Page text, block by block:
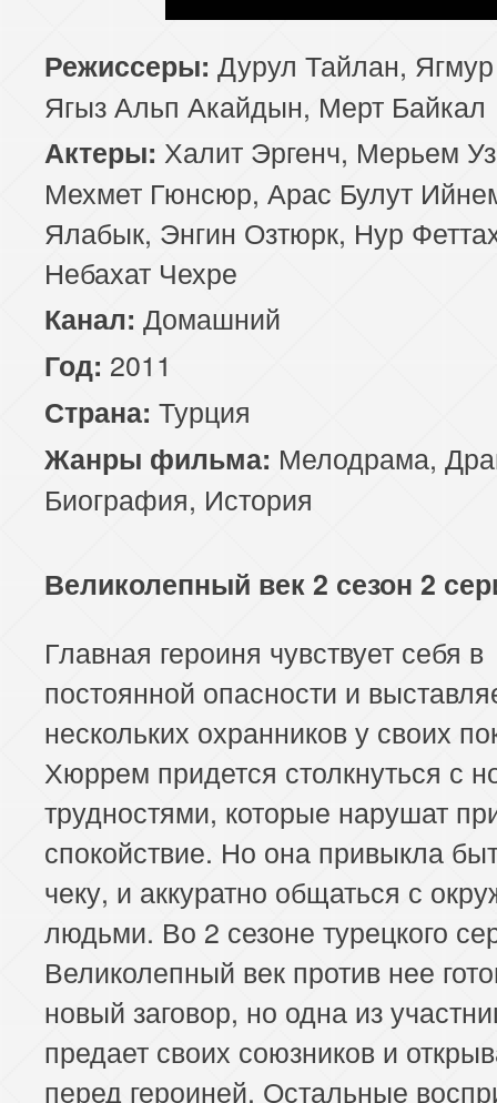
Режиссеры: Дурул Тайлан,
Ягыз Альп Акайдын, Мерт Байкал
Актеры: Халит Эргенч, Мерьем
Мехмет Гюнсюр, Арас Булут
Ялабык, Энгин Озтюрк, Нур
Небахат Чехре
Канал: Домашний
Год: 2011
Страна: Турция
Жанры фильма: Мелодрама,
Биография, История
Великолепный век 2 сезон 2
Главная героиня чувствует себя в
постоянной опасности и
нескольких охранников у своих
Хюррем придется столкнуться с
трудностями, которые нарушат
спокойствие. Но она привыкла
чеку, и аккуратно общаться с
людьми. Во 2 сезоне турецкого
Великолепный век против нее
новый заговор, но одна из
предает своих союзников и
перед героиней. Остальные